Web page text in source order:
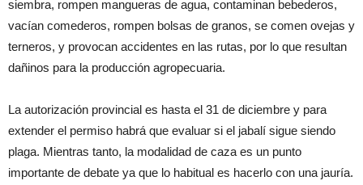
siembra, rompen mangueras de agua, contaminan bebederos,
vacían comederos, rompen bolsas de granos, se comen ovejas y
terneros, y provocan accidentes en las rutas, por lo que resultan
dañinos para la producción agropecuaria.
La autorización provincial es hasta el 31 de diciembre y para
extender el permiso habrá que evaluar si el jabalí sigue siendo
plaga. Mientras tanto, la modalidad de caza es un punto
importante de debate ya que lo habitual es hacerlo con una jauría.